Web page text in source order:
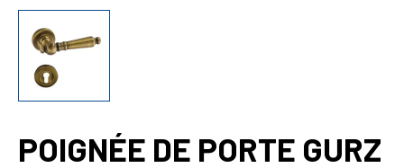
POIGNÉE DE PORTE GURZ